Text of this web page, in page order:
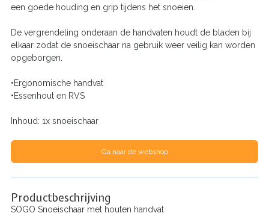
een goede houding en grip tijdens het snoeien.
De vergrendeling onderaan de handvaten houdt de bladen bij
elkaar zodat de snoeischaar na gebruik weer veilig kan worden
opgeborgen.
•Ergonomische handvat
•Essenhout en RVS
Inhoud: 1x snoeischaar
Ga naar de webshop
Productbeschrijving
SOGO Snoeischaar met houten handvat